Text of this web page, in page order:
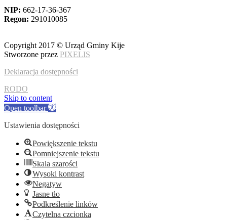
NIP: 662-17-36-367
Regon: 291010085
Copyright 2017 © Urząd Gminy Kije
Stworzone przez PIXELIS
Deklaracja dostępności
RODO
Skip to content
Open toolbar
Ustawienia dostępności
Powiększenie tekstu
Pomniejszenie tekstu
Skala szarości
Wysoki kontrast
Negatyw
Jasne tło
Podkreślenie linków
Czytelna czcionka